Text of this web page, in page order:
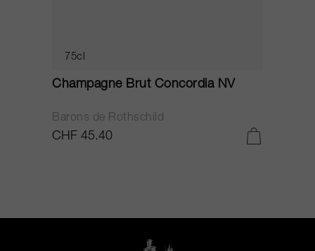
75cl
Champagne Brut Concordia NV
Barons de Rothschild
CHF 45.40